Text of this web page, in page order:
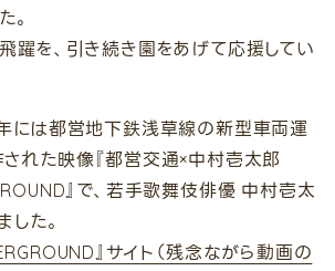
。
躍を、引き続き園をあげて応援してい
には都営地下鉄浅草線の新型車両運
れた映像『都営交通×中村壱太郎
』で、若手歌舞伎俳優 中村壱太
した。
』サイト（残念ながら動画の